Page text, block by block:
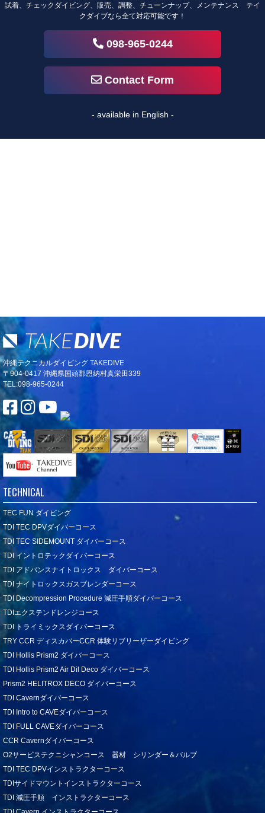
試着、チェックダイビング、販売、調整、チューンナップ、メンテナンス テイ
クダイブなら全て対応可能です！
098-965-0244
Contact Form
- available in English -
沖縄テクニカルダイビング TAKEDIVE
〒904-0417 沖縄県国頭郡恩納村真栄田339
TEL:098-965-0244
TECHNICAL
TEC FUN ダイビング
TDI TEC DPVダイバーコース
TDI TEC SIDEMOUNT ダイバーコース
TDI イントロテックダイバーコース
TDI アドバンスナイトロックス ダイバーコース
TDI ナイトロックスガスブレンダーコース
TDI Decompression Procedure 減圧手順ダイバーコース
TDIエクステンドレンジコース
TDI トライミックスダイバーコース
TRY CCR ディスカバーCCR 体験リブリーザーダイビング
TDI Hollis Prism2 ダイバーコース
TDI Hollis Prism2 Air Dil Deco ダイバーコース
Prism2 HELITROX DECO ダイバーコース
TDI Cavernダイバーコース
TDI Intro to CAVEダイバーコース
TDI FULL CAVEダイバーコース
CCR Cavernダイバーコース
O2サービステクニシャンコース 器材 シリンダー＆バルブ
TDI TEC DPVインストラクターコース
TDIサイドマウントインストラクターコース
TDI 減圧手順 インストラクターコース